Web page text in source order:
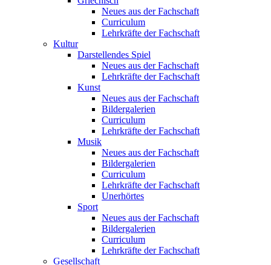
Neues aus der Fachschaft
Curriculum
Lehrkräfte der Fachschaft
Kultur
Darstellendes Spiel
Neues aus der Fachschaft
Lehrkräfte der Fachschaft
Kunst
Neues aus der Fachschaft
Bildergalerien
Curriculum
Lehrkräfte der Fachschaft
Musik
Neues aus der Fachschaft
Bildergalerien
Curriculum
Lehrkräfte der Fachschaft
Unerhörtes
Sport
Neues aus der Fachschaft
Bildergalerien
Curriculum
Lehrkräfte der Fachschaft
Gesellschaft